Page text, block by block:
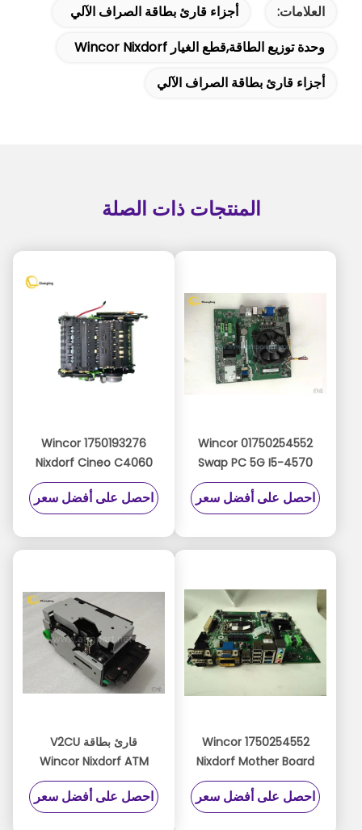
العلامات:
أجزاء قارئ بطاقة الصراف الآلي
وحدة توزيع الطاقة,قطع الغيار Wincor Nixdorf
أجزاء قارئ بطاقة الصراف الآلي
المنتجات ذات الصلة
01750254552 Wincor
Swap PC 5G I5-4570
PC AMT ترقية
Windows10 Migration
1750293439
احصل على أفضل سعر
1750193276 Wincor
Nixdorf Cineo C4060
ATM Parts رأس الوحدة
النمطية دبليو محرك
احصل على أفضل سعر
1750254552 Wincor
Nixdorf Mother Board
Pentium Core i5 Intel
Core i5-4570TE
احصل على أفضل سعر
قارئ بطاقة V2CU
Wincor Nixdorf ATM
Parts
احصل على أفضل سعر